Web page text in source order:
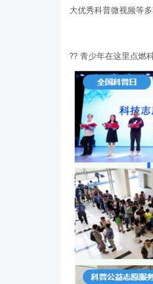
大优秀科普微视频等多
?? 青少年在这里点燃